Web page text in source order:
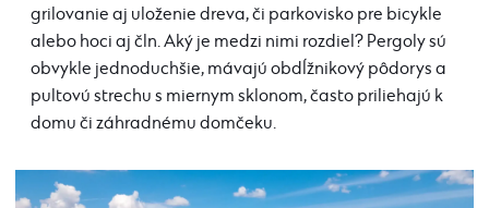
grilovanie aj uloženie dreva, či parkovisko pre bicykle
alebo hoci aj čln. Aký je medzi nimi rozdiel? Pergoly sú
obvykle jednoduchšie, mávajú obdĺžnikový pôdorys a
pultovú strechu s miernym sklonom, často priliehajú k
domu či záhradnému domčeku.